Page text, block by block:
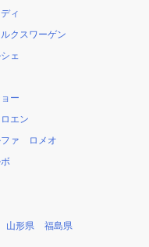
ィ
クスワーゲン
ェ
ー
エン
ファ ロメオ
山形県 福島県